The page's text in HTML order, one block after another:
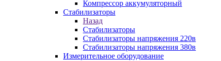
Компрессор аккумуляторный
Стабилизаторы
Назад
Стабилизаторы
Стабилизаторы напряжения 220в
Стабилизаторы напряжения 380в
Измерительное оборудование